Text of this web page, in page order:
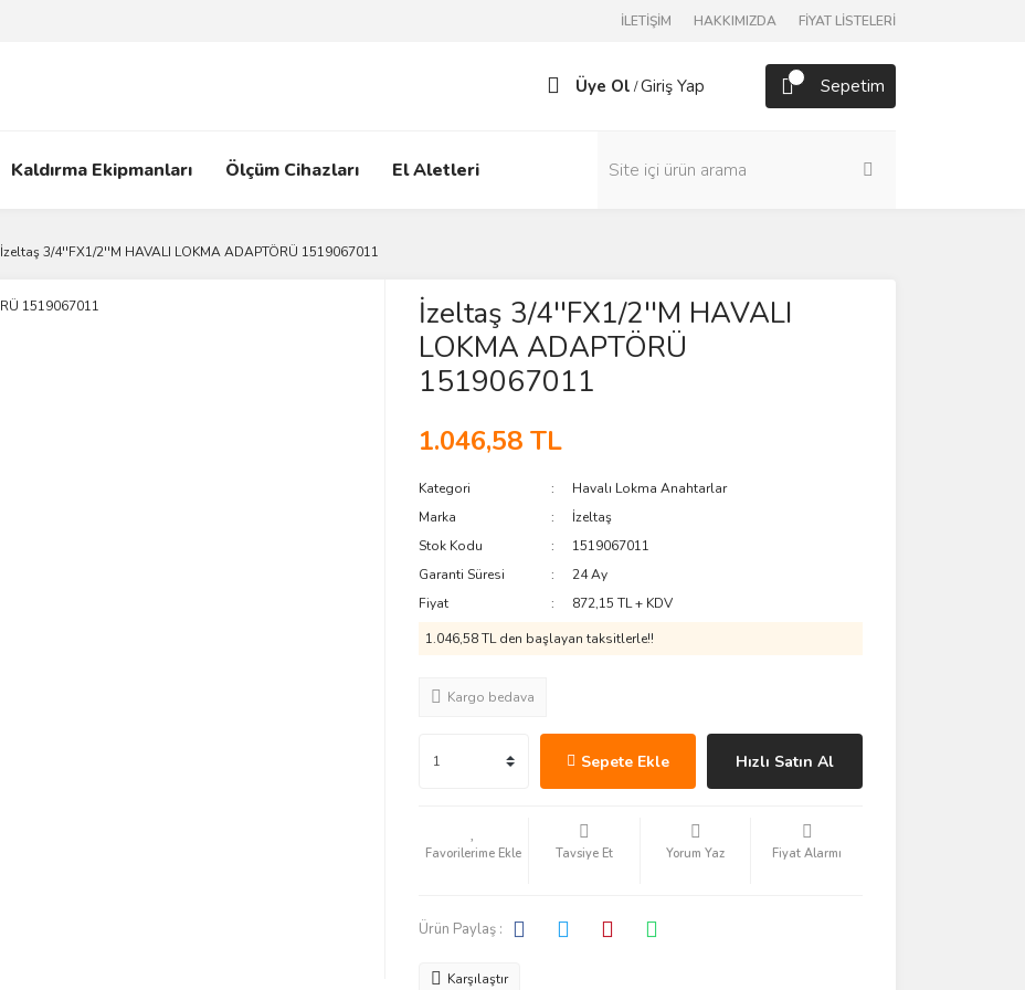
İLETİŞİM HAKKIMIZDA FİYAT LİSTELERİ
Üye Ol /Giriş Yap Sepetim
Kaldırma Ekipmanları Ölçüm Cihazları El Aletleri
İzeltaş 3/4''FX1/2''M HAVALI LOKMA ADAPTÖRÜ 1519067011
İzeltaş 3/4''FX1/2''M HAVALI
LOKMA ADAPTÖRÜ
1519067011
1.046,58 TL
Kategori
Havalı Lokma Anahtarlar
Marka
İzeltaş
Stok Kodu
1519067011
Garanti Süresi
24 Ay
Fiyat
872,15 TL + KDV
1.046,58 TL den başlayan taksitlerle!!
Kargo bedava
Sepete Ekle Hızlı Satın Al
Tavsiye Et Yorum Yaz Fiyat Alarmı
Ürün Paylaş :
Karşılaştır